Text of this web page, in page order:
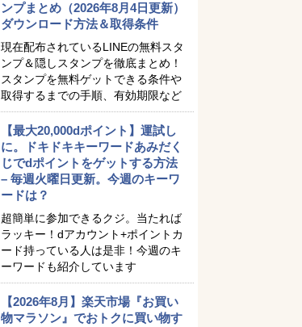
ンプまとめ（2026年8月4日更新）
ダウンロード方法＆取得条件
現在配布されているLINEの無料スタ
ンプ＆隠しスタンプを徹底まとめ！
スタンプを無料ゲットできる条件や
取得するまでの手順、有効期限など
【最大20,000dポイント】運試し
に。ドキドキキーワードあみだく
じでdポイントをゲットする方法
– 毎週火曜日更新。今週のキーワ
ードは？
超簡単に参加できるクジ。当たれば
ラッキー！dアカウント+ポイントカ
ード持っている人は是非！今週のキ
ーワードも紹介しています
【2026年8月】楽天市場『お買い
物マラソン』でおトクに買い物す